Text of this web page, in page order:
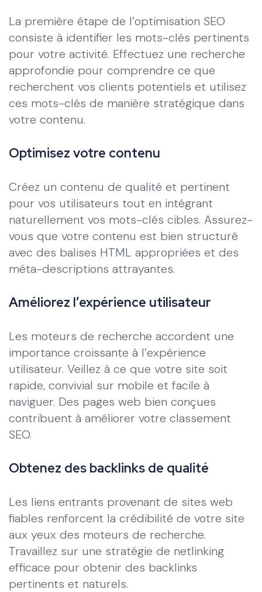
La première étape de l’optimisation SEO
consiste à identifier les mots-clés pertinents
pour votre activité. Effectuez une recherche
approfondie pour comprendre ce que
recherchent vos clients potentiels et utilisez
ces mots-clés de manière stratégique dans
votre contenu.
Optimisez votre contenu
Créez un contenu de qualité et pertinent
pour vos utilisateurs tout en intégrant
naturellement vos mots-clés cibles. Assurez-
vous que votre contenu est bien structuré
avec des balises HTML appropriées et des
méta-descriptions attrayantes.
Améliorez l’expérience utilisateur
Les moteurs de recherche accordent une
importance croissante à l’expérience
utilisateur. Veillez à ce que votre site soit
rapide, convivial sur mobile et facile à
naviguer. Des pages web bien conçues
contribuent à améliorer votre classement
SEO.
Obtenez des backlinks de qualité
Les liens entrants provenant de sites web
fiables renforcent la crédibilité de votre site
aux yeux des moteurs de recherche.
Travaillez sur une stratégie de netlinking
efficace pour obtenir des backlinks
pertinents et naturels.